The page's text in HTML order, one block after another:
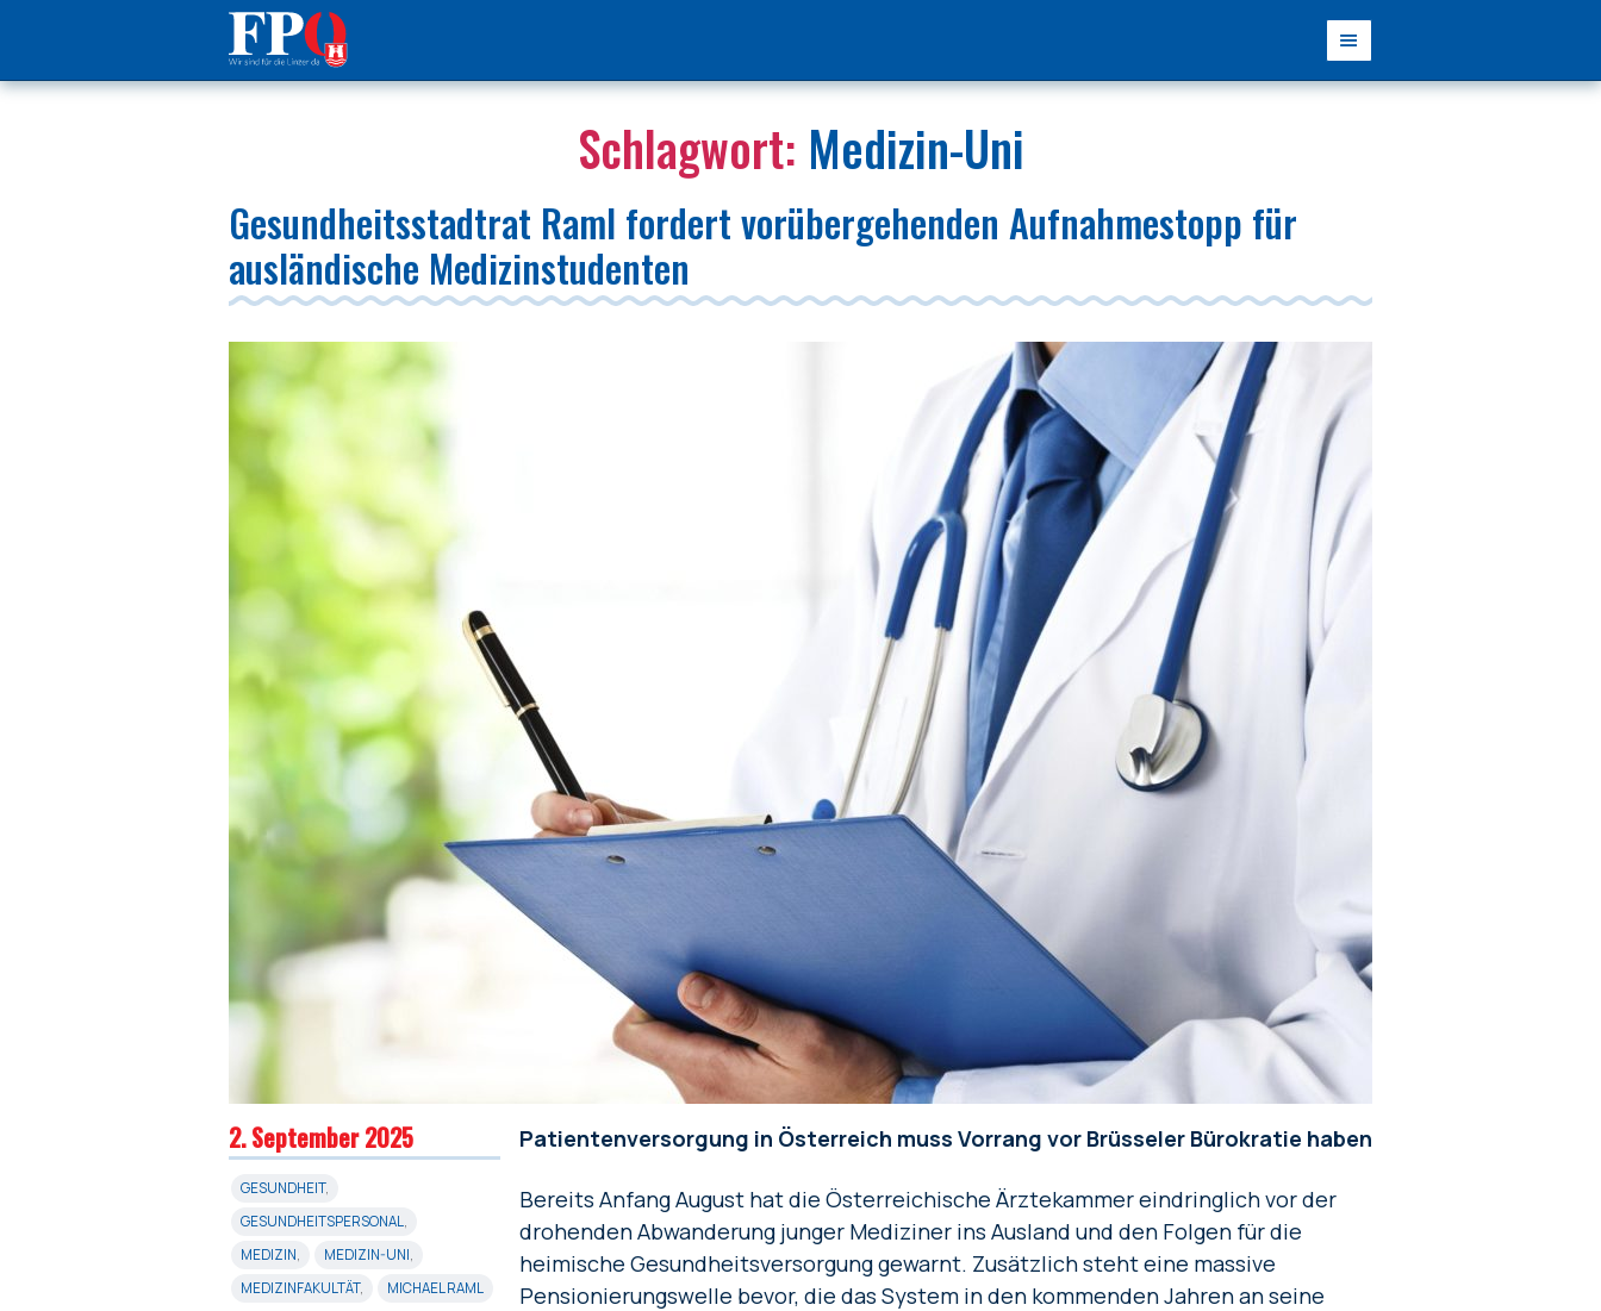
Schlagwort: Medizin-Uni
Gesundheitsstadtrat Raml fordert vorübergehenden Aufnahmestopp für
ausländische Medizinstudenten
2. September 2025
GESUNDHEIT,
GESUNDHEITSPERSONAL,
MEDIZIN, MEDIZIN-UNI,
MEDIZINFAKULTÄT, MICHAEL RAML
Patientenversorgung in Österreich muss Vorrang vor Brüsseler Bürokratie haben
Bereits Anfang August hat die Österreichische Ärztekammer eindringlich vor der
drohenden Abwanderung junger Mediziner ins Ausland und den Folgen für die
heimische Gesundheitsversorgung gewarnt. Zusätzlich steht eine massive
Pensionierungswelle bevor, die das System in den kommenden Jahren an seine